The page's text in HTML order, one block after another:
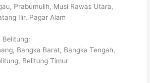
Prabumulih, Musi Rawas Utara,
Ilir, Pagar Alam
Belitung:
Bangka Barat, Bangka Tengah,
Belitung Timur